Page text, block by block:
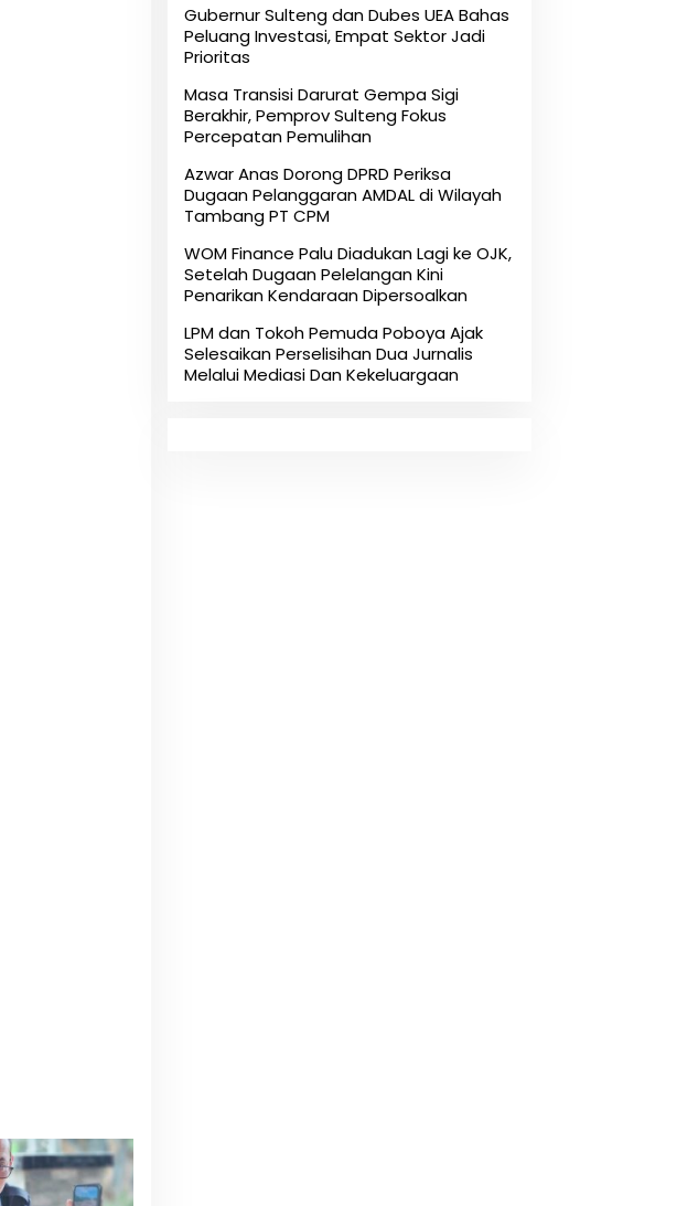
Gubernur Sulteng dan Dubes UEA Bahas
Peluang Investasi, Empat Sektor Jadi
Prioritas
Masa Transisi Darurat Gempa Sigi
Berakhir, Pemprov Sulteng Fokus
Percepatan Pemulihan
Azwar Anas Dorong DPRD Periksa
Dugaan Pelanggaran AMDAL di Wilayah
Tambang PT CPM
‎WOM Finance Palu Diadukan Lagi ke OJK,
Setelah Dugaan Pelelangan Kini
Penarikan Kendaraan Dipersoalkan ‎
LPM dan Tokoh Pemuda Poboya Ajak
Selesaikan Perselisihan Dua Jurnalis
Melalui Mediasi Dan Kekeluargaan